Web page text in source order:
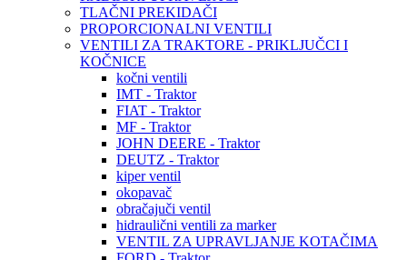
TLAČNI PREKIDAČI
PROPORCIONALNI VENTILI
VENTILI ZA TRAKTORE - PRIKLJUČCI I
KOČNICE
kočni ventili
IMT - Traktor
FIAT - Traktor
MF - Traktor
JOHN DEERE - Traktor
DEUTZ - Traktor
kiper ventil
okopavač
obračajuči ventil
hidraulični ventili za marker
VENTIL ZA UPRAVLJANJE KOTAČIMA